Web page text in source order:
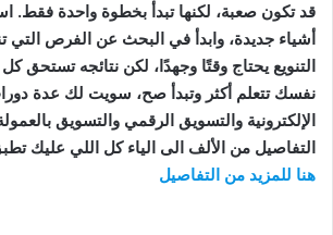
قد تكون صعبة، لكنها تبدأ بخطوة واحدة فقط.
أشياء جديدة، وابدأ في البحث عن الفرص التي
التنويع يحتاج وقتًا وجهدًا، لكن نتائجه تستحق كل
نفسك تتعلم أكثر وتبدأ صح، سويت لك عدة
الإلكترونية والتسويق الرقمي والتسويق
التفاصيل من الألف الى الياء كل اللي عليك
هنا للمزيد من التفاصيل